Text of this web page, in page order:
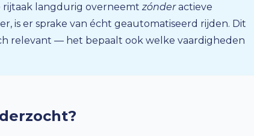
rijtaak langdurig overneemt zónderactieve
is er sprake van écht geautomatiseerd rijden. Dit
relevant — het bepaalt ook welke vaardigheden